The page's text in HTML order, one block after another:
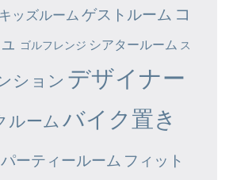
キッズルーム ゲストルーム コ
ゴルフレンジ シアタールーム ス
ション デザイナー
ルーム バイク置き
パーティールーム フィット